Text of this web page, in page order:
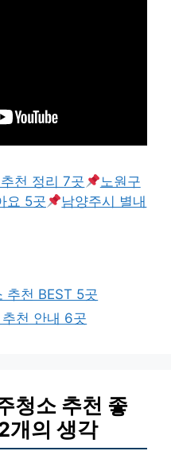
천 정리 7곳
노원구
요 5곳
남양주시 별내
추천 BEST 5곳
천 안내 6곳
청소 추천 좋
개의 생각